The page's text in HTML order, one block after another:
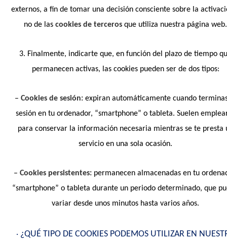
externos, a fin de tomar una decisión consciente sobre la
no de lascookies de tercerosque utiliza nuestra página web.
3. Finalmente, indicarte que, en función del plazo de tiempo
permanecen activas, las cookies pueden ser de dos tipos:
–Cookies de sesión:expiran automáticamente cuando
sesión en tu ordenador, “smartphone” o tableta. Suelen
para conservar la información necesaria mientras se te presta
servicio en una sola ocasión.
– Cookies persistentes: permanecen almacenadas en tu
“smartphone” o tableta durante un periodo determinado, que
variar desde unos minutos hasta varios años.
• ¿QUÉ TIPO DE COOKIES PODEMOS UTILIZAR EN